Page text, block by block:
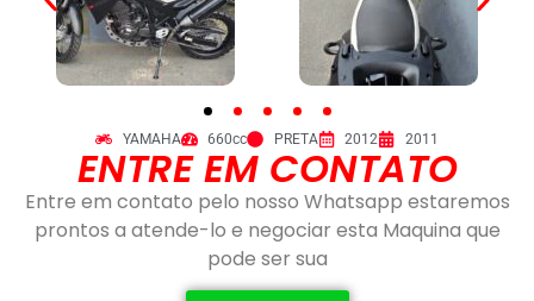
YAMAHA 660cc PRETA 2012 2011
ENTRE EM CONTATO
Entre em contato pelo nosso Whatsapp estaremos
prontos a atende-lo e negociar esta Maquina que
pode ser sua